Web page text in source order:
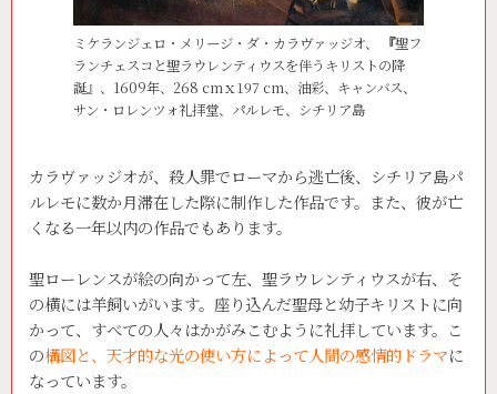
ミケランジェロ・メリージ・ダ・カラヴァッジオ、 『聖フ
ランチェスコと聖ラウレンティウスを伴うキリストの降
誕』、1609年、268 cmｘ197 cm、油彩、キャンバス、
サン・ロレンツォ礼拝堂、パルレモ、シチリア島
カラヴァッジオが、殺人罪でローマから逃亡後、シチリア島パ
ルレモに数か月滞在した際に制作した作品です。また、彼が亡
くなる一年以内の作品でもあります。
聖ローレンスが絵の向かって左、聖ラウレンティウスが右、そ
の横には羊飼いがいます。座り込んだ聖母と幼子キリストに向
かって、すべての人々はかがみこむように礼拝しています。こ
の構図と、天才的な光の使い方によって人間の感情的ドラマに
なっています。